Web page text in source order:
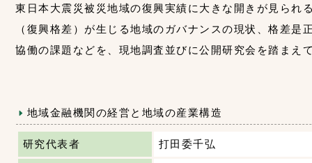
東日本大震災被災地域の復興実績に大きな開きが見られ
（復興格差）が生じる地域のガバナンスの現状、格差是
協働の課題などを、現地調査並びに公開研究会を踏まえ
地域金融機関の経営と地域の産業構造
研究代表者 打田委千弘